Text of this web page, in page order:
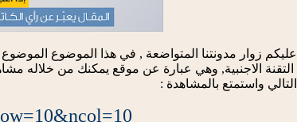
عليكم زوار مدونتنا المتواضعة , في هذا الموضوع
التقنة الاجنبية, وهي عبارة عن موقع يمكنك من خلاله
واستمتع بالمشاهدة :